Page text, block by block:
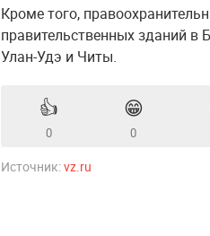
Кроме того,
правительственных зданий в
Улан-Удэ и Читы.
👍
0
😁
0
Источник:vz.ru